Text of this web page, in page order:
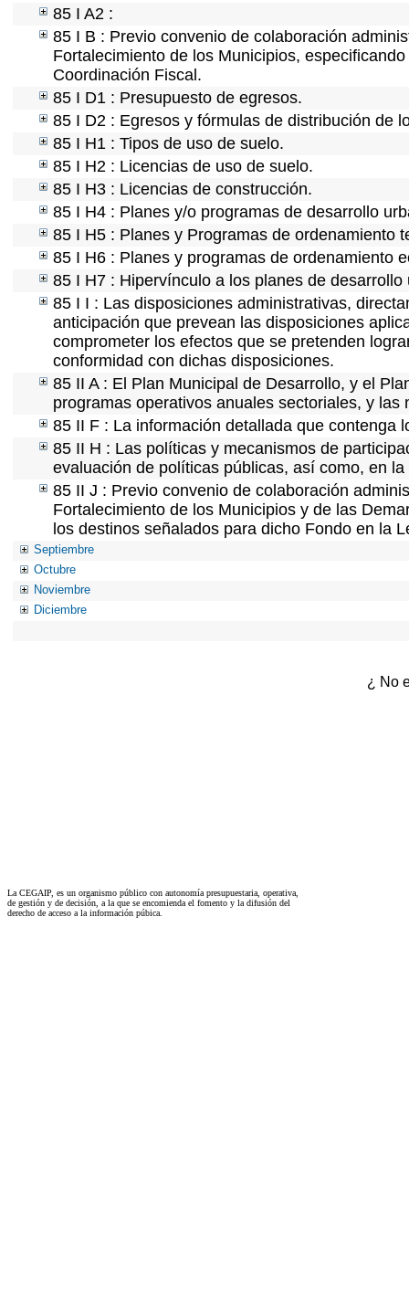
85 I A2 :
85 I B : Previo convenio de colaboración
Fortalecimiento de los Municipios,
Coordinación Fiscal.
85 I D1 : Presupuesto de egresos.
85 I D2 : Egresos y fórmulas de distribución de
85 I H1 : Tipos de uso de suelo.
85 I H2 : Licencias de uso de suelo.
85 I H3 : Licencias de construcción.
85 I H4 : Planes y/o programas de desarrollo
85 I H5 : Planes y Programas de ordenamiento
85 I H6 : Planes y programas de ordenamiento
85 I H7 : Hipervínculo a los planes de desarrollo
85 I I : Las disposiciones administrativas,
anticipación que prevean las disposiciones
comprometer los efectos que se pretenden
conformidad con dichas disposiciones.
85 II A : El Plan Municipal de Desarrollo, y el
programas operativos anuales sectoriales, y
85 II F : La información detallada que contenga
85 II H : Las políticas y mecanismos de
evaluación de políticas públicas, así como, en
85 II J : Previo convenio de colaboración
Fortalecimiento de los Municipios y de las
los destinos señalados para dicho Fondo en la
Septiembre
Octubre
Noviembre
Diciembre
¿ No
La CEGAIP, es un organismo público con autonomía presupuestaria, operativa,
de gestión y de decisión, a la que se encomienda el fomento y la difusión del
derecho de acceso a la información púbica.